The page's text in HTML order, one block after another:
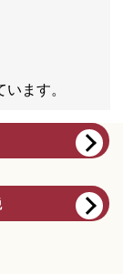
ます。